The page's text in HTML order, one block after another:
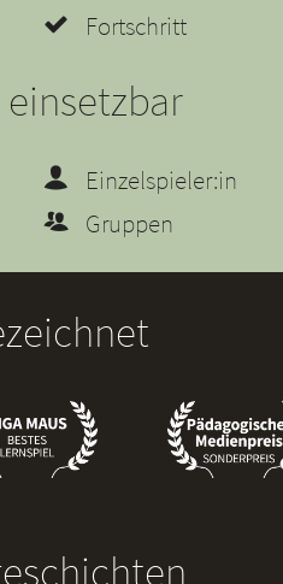
Fortschritt
Einzelspieler:in
Gruppen